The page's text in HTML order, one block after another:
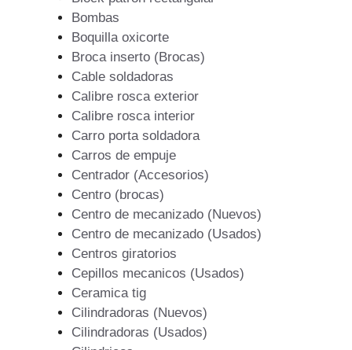
Bombas
Boquilla oxicorte
Broca inserto (Brocas)
Cable soldadoras
Calibre rosca exterior
Calibre rosca interior
Carro porta soldadora
Carros de empuje
Centrador (Accesorios)
Centro (brocas)
Centro de mecanizado (Nuevos)
Centro de mecanizado (Usados)
Centros giratorios
Cepillos mecanicos (Usados)
Ceramica tig
Cilindradoras (Nuevos)
Cilindradoras (Usados)